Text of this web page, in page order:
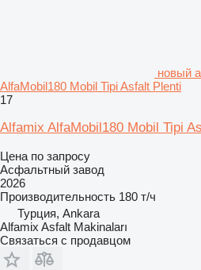
новый
AlfaMobil180 Mobil Tipi Asfalt Plenti
17
Alfamix AlfaMobil180 Mobil Tipi
Цена по запросу
Асфальтный завод
2026
Производительность 180 т/ч
Турция, Ankara
Alfamix Asfalt Makinaları
Связаться с продавцом